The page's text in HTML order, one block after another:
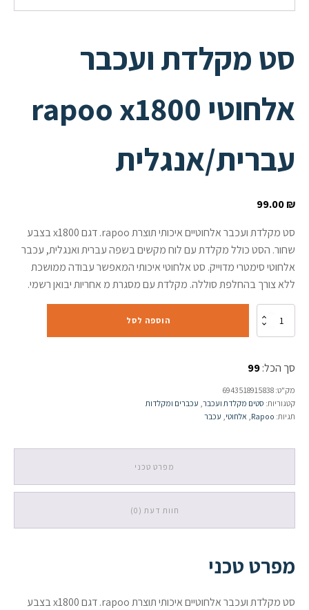
סט מקלדת ועכבר
אלחוטי rapoo x1800
עברית/אנגלית
99.00₪
סט מקלדת ועכבר אלחוטיים איכותי תוצרת rapoo. דגם x1800 בצבע
שחור. הסט כולל מקלדת עם לוח מקשים בשפה עברית ואנגלית, עכבר
אלחוטי סימטרי מדוייק. סט אלחוטי איכותי המאפשר עבודה ממושכת
ללא צורך בהחלפת סוללה. מקלדת עם מסגרת מ אחריות יבואן רשמי.
כמות
ועכבר
rapoo
x1800
עברית/אנגלית
הוספה לסל
סך הכל:99
מק"ט: 6943518915838
קטגוריות: סטים מקלדת ועכבר עכברים ומקלדות
תגיות: Rapoo אלחוטי עכבר
מפרט טכני
חוות דעת (0)
מפרט טכני
סט מקלדת ועכבר אלחוטיים איכותי תוצרת rapoo. דגם x1800 בצבע